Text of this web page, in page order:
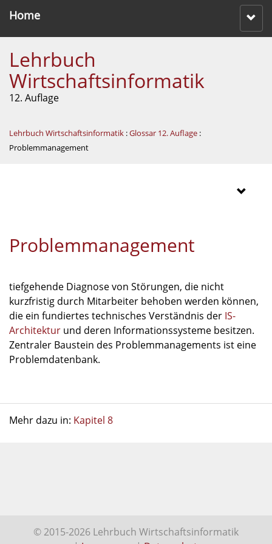
Home
Lehrbuch
Wirtschaftsinformatik
12. Auflage
Lehrbuch Wirtschaftsinformatik :Glossar 12. Auflage :
Problemmanagement
Problemmanagement
tiefgehende Diagnose von Störungen, die nicht
kurzfristig durch Mitarbeiter behoben werden können,
die ein fundiertes technisches Verständnis der IS-
Architektur und deren Informationssysteme besitzen.
Zentraler Baustein des Problemmanagements ist eine
Problemdatenbank.
Mehr dazu in: Kapitel 8
© 2015-2026 Lehrbuch Wirtschaftsinformatik